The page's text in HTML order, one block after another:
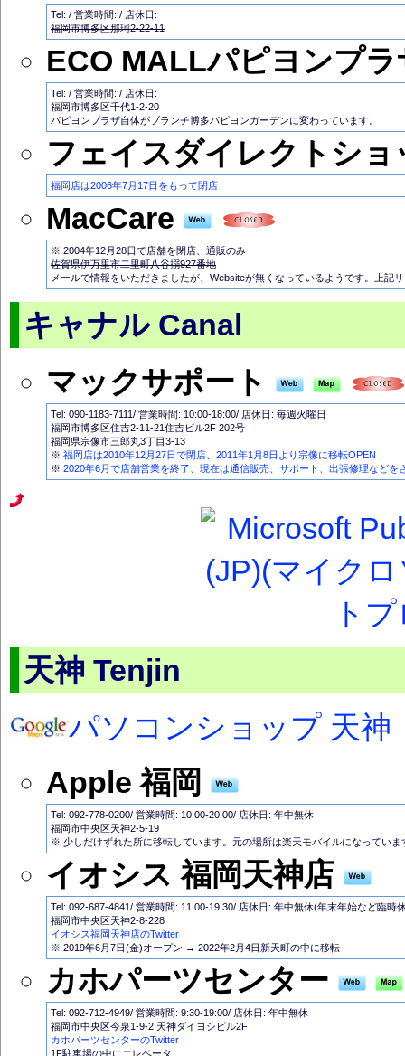
Tel: / 営業時間: / 店休日:
福岡市博多区那珂2-22-11
ECO MALLパピヨンプラ
Tel: / 営業時間: / 店休日:
福岡市博多区千代1-2-20
パピヨンプラザ自体がブランチ博多パピヨンガーデンに変わっています。
フェイスダイレクトショ
福岡店は2006年7月17日をもって閉店
MacCare
※ 2004年12月28日で店舗を閉店、通販のみ
佐賀県伊万里市二里町八谷搦927番地
メールで情報をいただきましたが、Websiteが無くなっているようです。上記
キャナル Canal
マックサポート
Tel: 090-1183-7111/ 営業時間: 10:00-18:00/ 店休日: 毎週火曜日
福岡市博多区住吉2-11-21住吉ビル2F 202号
福岡県宗像市三郎丸3丁目3-13
※ 福岡店は2010年12月27日で閉店、2011年1月8日より宗像に移転OPEN
※ 2020年6月で店舗営業を終了、現在は通信販売、サポート、出張修理などを
天神 Tenjin
パソコンショップ 天神
Apple 福岡
Tel: 092-778-0200/ 営業時間: 10:00-20:00/ 店休日: 年中無休
福岡市中央区天神2-5-19
※ 少しだけずれた所に移転しています。元の場所は楽天モバイルになっていま
イオシス 福岡天神店
Tel: 092-687-4841/ 営業時間: 11:00-19:30/ 店休日: 年中無休(年末年始など臨時
福岡市中央区天神2-8-228
イオシス福岡天神店のTwitter
※ 2019年6月7日(金)オープン → 2022年2月4日新天町の中に移転
カホパーツセンター
Tel: 092-712-4949/ 営業時間: 9:30-19:00/ 店休日: 年中無休
福岡市中央区今泉1-9-2 天神ダイヨシビル2F
カホパーツセンターのTwitter
1F駐車場の中にエレベータ